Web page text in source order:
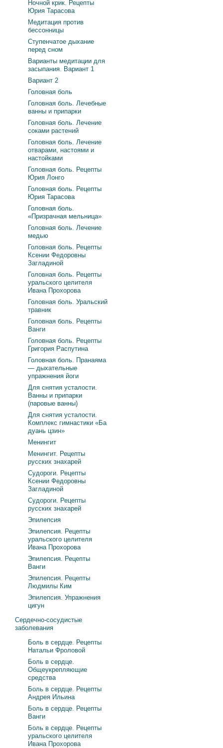
Ночной крик. Рецепты
Юрия Тарасова
Медитация против
бессонницы
Ступенчатое дыхание
перед сном
Варианты медитации для
засыпания. Вариант 1
Вариант 2
Головная боль
Головная боль. Лечебные
ванны и припарки
Головная боль. Лечение
соками растений
Головная боль. Лечение
отварами, настоями и
настойками
Головная боль. Рецепты
Юрия Лонго
Головная боль. Рецепты
Юрия Тарасова
Головная боль.
«Призрачная мельница»
Головная боль. Лечение
медью
Головная боль. Рецепты
Ксении Федоровны
Загладиной
Головная боль. Рецепты
уральского целителя
Ивана Прохорова
Головная боль. Уральский
травник
Головная боль. Рецепты
Ванги
Головная боль. Рецепты
Григория Распутина
Головная боль. Пранаяма
— дыхательные
упражнения йоги
Для снятия усталости.
Ванны и припарки
(паровые ванны)
Для снятия усталости.
Комплекс гимнастики «Ба
дуань цзин»
Менингит
Менингит. Рецепты
русских знахарей
Судороги. Рецепты
Ксении Федоровны
Загладиной
Судороги. Рецепты
русских знахарей
Эпилепсия
Эпилепсия. Рецепты
уральского целителя
Ивана Прохорова
Эпилепсия. Рецепты
Ванги
Эпилепсия. Рецепты
Людмилы Ким
Эпилепсия. Упражнения
цигун
Сердечно-сосудистые
заболевания
Боль в сердце. Рецепты
Натальи Фроловой
Боль в сердце.
Общеукрепляющие
средства
Боль в сердце. Рецепты
Андрея Ильина
Боль в сердце. Рецепты
Ванги
Боль в сердце. Рецепты
уральского целителя
Ивана Прохорова